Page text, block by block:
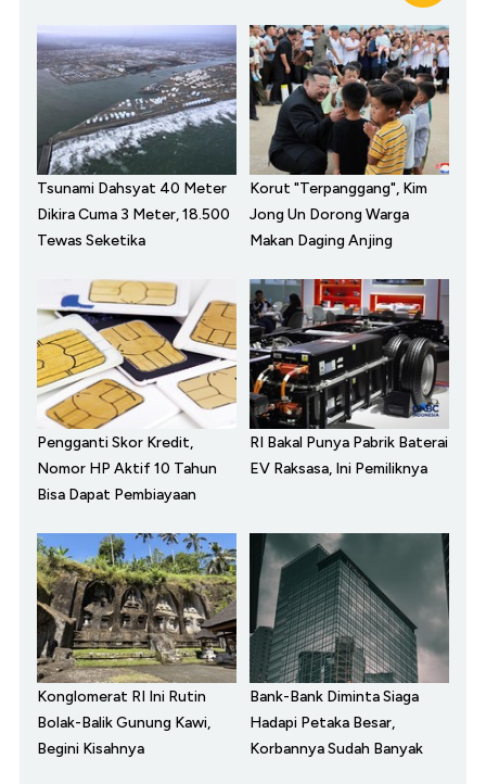
Tsunami Dahsyat 40 Meter
Dikira Cuma 3 Meter, 18.500
Tewas Seketika
Korut "Terpanggang", Kim
Jong Un Dorong Warga
Makan Daging Anjing
Pengganti Skor Kredit,
Nomor HP Aktif 10 Tahun
Bisa Dapat Pembiayaan
RI Bakal Punya Pabrik Baterai
EV Raksasa, Ini Pemiliknya
Konglomerat RI Ini Rutin
Bolak-Balik Gunung Kawi,
Begini Kisahnya
Bank-Bank Diminta Siaga
Hadapi Petaka Besar,
Korbannya Sudah Banyak